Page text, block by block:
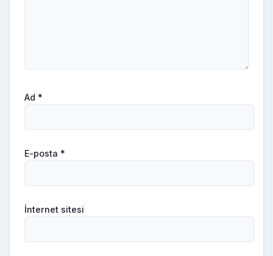
Ad *
E-posta *
İnternet sitesi